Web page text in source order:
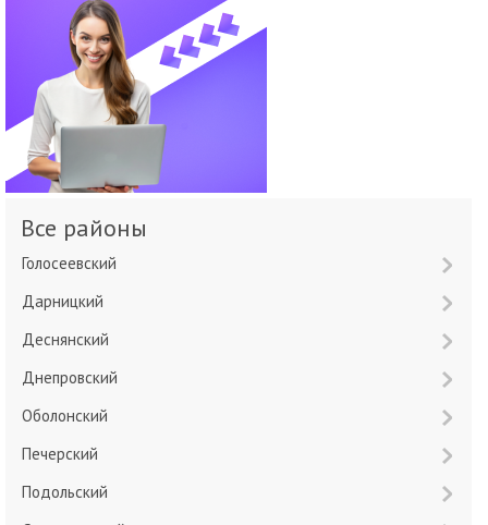
Все районы
Голосеевский
Дарницкий
Деснянский
Днепровский
Оболонский
Печерский
Подольский